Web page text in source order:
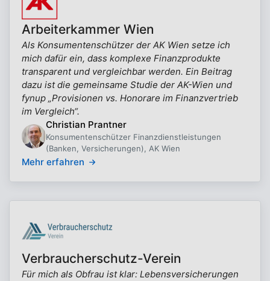
Arbeiterkammer Wien
Als Konsumentenschützer der AK Wien setze ich
mich dafür ein, dass komplexe Finanzprodukte
transparent und vergleichbar werden. Ein Beitrag
dazu ist die gemeinsame Studie der AK-Wien und
fynup „Provisionen vs. Honorare im Finanzvertrieb
im Vergleich“.
Christian Prantner
Konsumentenschützer Finanzdienstleistungen
(Banken, Versicherungen), AK Wien
Mehr erfahren
Verbraucherschutz-Verein
Für mich als Obfrau ist klar: Lebensversicherungen